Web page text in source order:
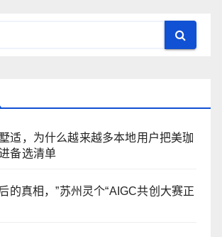
适，为什么越来越多本地用户把美珈
备选清单
的真相，”苏州灵个“AIGC共创大赛正